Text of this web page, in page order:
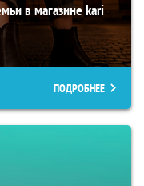
в магазине kari
ПОДРОБНЕЕ